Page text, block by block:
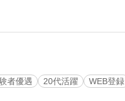
者優遇 20代活躍 WEB登録